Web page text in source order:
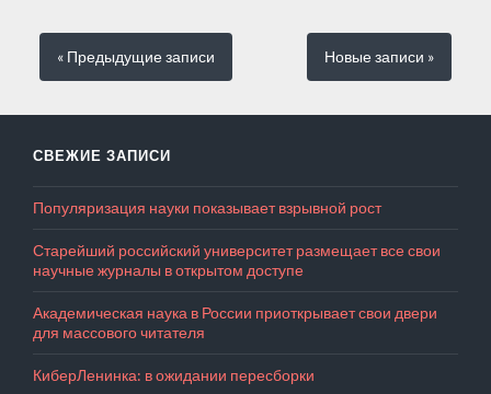
« Предыдущиезаписи Новыезаписи »
СВЕЖИЕ ЗАПИСИ
Популяризация науки показывает взрывной рост
Старейший российский университет размещает все свои
научные журналы в открытом доступе
Академическая наука в России приоткрывает свои двери
для массового читателя
КиберЛенинка: в ожидании пересборки